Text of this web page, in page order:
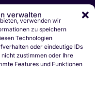
verwalten
verwenden wir
zu speichern
Technologien
oder eindeutige IDs
zustimmen oder Ihre
Features und Funktionen
& FL
Ostschweiz
Chur